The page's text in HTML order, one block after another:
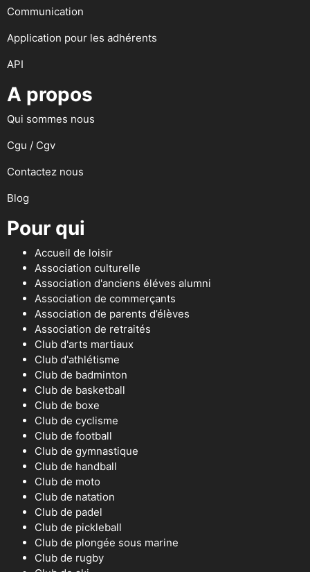
Communication
Application pour les adhérents
API
A propos
Qui sommes nous
Cgu / Cgv
Contactez nous
Blog
Pour qui
Accueil de loisir
Association culturelle
Association d'anciens éléves alumni
Association de commerçants
Association de parents d’élèves
Association de retraités
Club d'arts martiaux
Club d'athlétisme
Club de badminton
Club de basketball
Club de boxe
Club de cyclisme
Club de football
Club de gymnastique
Club de handball
Club de moto
Club de natation
Club de padel
Club de pickleball
Club de plongée sous marine
Club de rugby